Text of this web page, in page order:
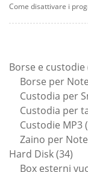
Come disattivare i
Borse e custodie
Borse per
Custodia per
Custodia per
Custodie MP3
Zaino per
Hard Disk 3434
Box esterni